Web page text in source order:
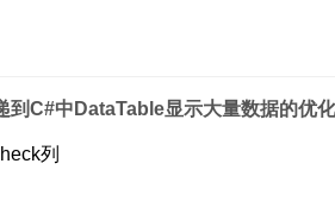
到C#中DataTable显示大量数据的优
列